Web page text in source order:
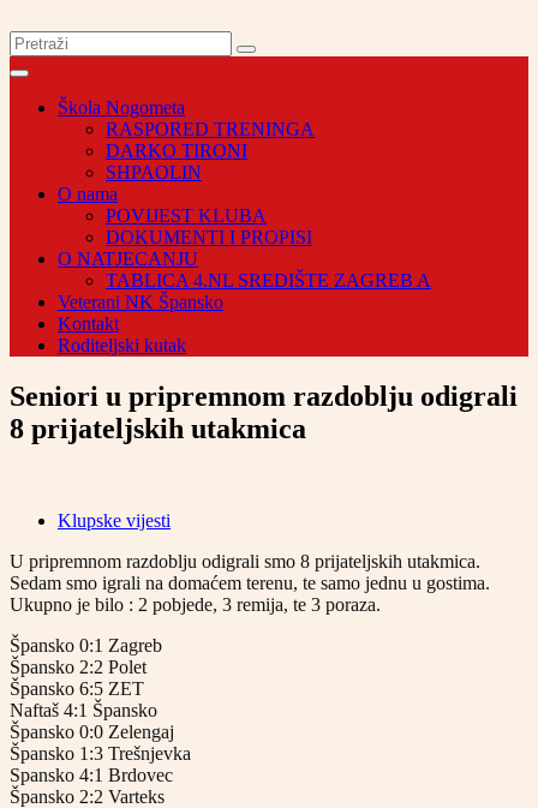
Škola Nogometa
RASPORED TRENINGA
DARKO TIRONI
SHPAOLIN
O nama
POVIJEST KLUBA
DOKUMENTI I PROPISI
O NATJECANJU
TABLICA 4.NL SREDIŠTE ZAGREB A
Veterani NK Špansko
Kontakt
Roditeljski kutak
Seniori u pripremnom razdoblju odigrali
8 prijateljskih utakmica
Klupske vijesti
U pripremnom razdoblju odigrali smo 8 prijateljskih utakmica.
Sedam smo igrali na domaćem terenu, te samo jednu u gostima.
Ukupno je bilo : 2 pobjede, 3 remija, te 3 poraza.
Špansko 0:1 Zagreb
Špansko 2:2 Polet
Špansko 6:5 ZET
Naftaš 4:1 Špansko
Špansko 0:0 Zelengaj
Špansko 1:3 Trešnjevka
Spansko 4:1 Brdovec
Špansko 2:2 Varteks